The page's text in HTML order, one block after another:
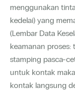
menggunakan
kedelai) yang
(Lembar Data
keamanan
stamping pasca-
untuk kontak
kontak langsung